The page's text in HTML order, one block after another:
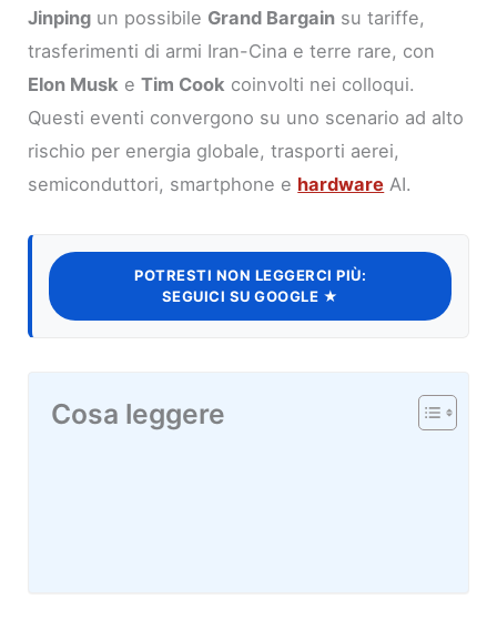
Jinping un possibile Grand Bargain su tariffe,
trasferimenti di armi Iran-Cina e terre rare, con
Elon Musk eTim Cook coinvolti nei colloqui.
Questi eventi convergono su uno scenario ad alto
rischio per energia globale, trasporti aerei,
semiconduttori, smartphone e hardware AI.
POTRESTI NON LEGGERCI PIÙ:
SEGUICI SU GOOGLE ★
Cosa leggere